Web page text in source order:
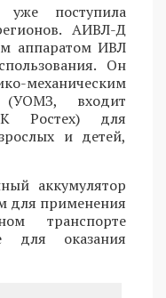
поступила
АИВЛ-Д
аппаратом ИВЛ
Он
механическим
входит
Ростех) для
и детей,
аккумулятор
для применения
транспорте
оказания